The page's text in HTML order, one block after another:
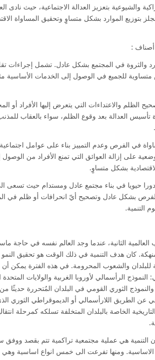
والشيوعية بتعزيز العدالة الاجتماعية، حيث نادى
بتوزيع الموارد بشكل متساوٍ وتحقيق المساواة
أصناف :
والثروة في المجتمع بشكل عادل. تشمل إجراءات
متساوية للجميع في الوصول إلى الخدمات الأساسية
الظلم والاعتداءات التي يتعرض إليها الأفراد أو
تأسيس العدالة بعد وقوع الظلم، سواء بالعقاب
في الفرص وعدم التمييز بناء على عوامل
على إزالة العوائق التي تمنع الأفراد من
بشكل متساوٍ.
دورا حيويا في بناء مجتمع عادل ومستدام حيث تسعى
بشكل عادل وتصحيح أيّ انحرافات أو ظلم في
التنمية.
العالمية الثانية، عندما وجد العالم نفسه في حاجة
كان هدف التنمية في ذلك الوقت هو تحقيق النمو
والشعوب المحرومة. في هذه الفترة يمكن أن
الرأسمالي لأوروبا الغربية والولايات المتحدة
الثوري القومي في البلدان المُتحررة حديثًا من
عن الطريق اللارأسمالي أو الديموقراطي الثوري
الخاصة بالبلدان المتخلفة تسلكه كمرحلة
التنمية هي عملية مجتمعية تراكمية تتم بقصد ووفق
الاساسية. ومنها تفرعت الى خمس انواع اساسية وهي